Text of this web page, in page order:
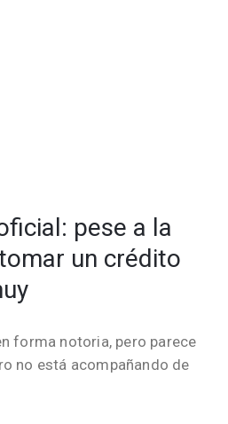
pese a la
un crédito
forma notoria, pero parece
no está acompañando de